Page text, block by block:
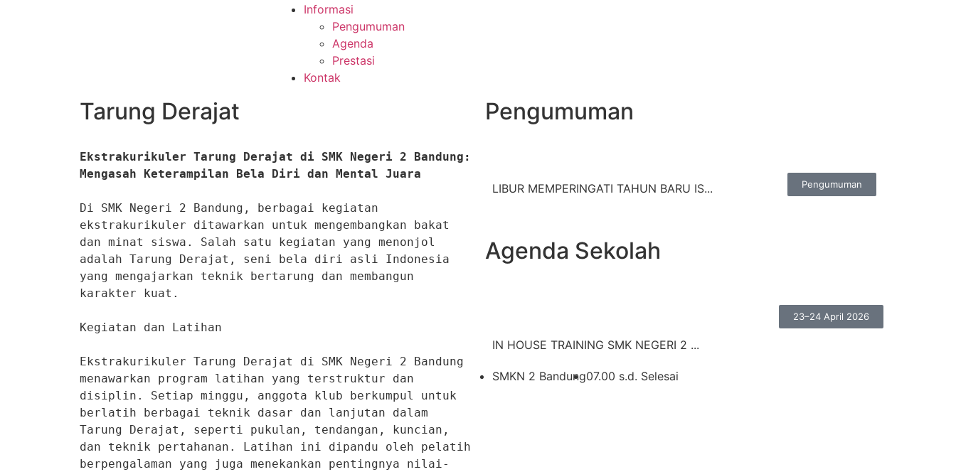
Informasi
Pengumuman
Agenda
Prestasi
Kontak
Tarung Derajat
Ekstrakurikuler Tarung Derajat di SMK Negeri 2 Bandung:
Mengasah Keterampilan Bela Diri dan Mental Juara
Di SMK Negeri 2 Bandung, berbagai kegiatan
ekstrakurikuler ditawarkan untuk mengembangkan bakat
dan minat siswa. Salah satu kegiatan yang menonjol
adalah Tarung Derajat, seni bela diri asli Indonesia
yang mengajarkan teknik bertarung dan membangun
karakter kuat.
Kegiatan dan Latihan
Ekstrakurikuler Tarung Derajat di SMK Negeri 2 Bandung
menawarkan program latihan yang terstruktur dan
disiplin. Setiap minggu, anggota klub berkumpul untuk
berlatih berbagai teknik dasar dan lanjutan dalam
Tarung Derajat, seperti pukulan, tendangan, kuncian,
dan teknik pertahanan. Latihan ini dipandu oleh pelatih
berpengalaman yang juga menekankan pentingnya nilai-
Pengumuman
Pengumuman
LIBUR MEMPERINGATI TAHUN BARU IS...
Agenda Sekolah
23–24 April 2026
IN HOUSE TRAINING SMK NEGERI 2 ...
SMKN 2 Bandung07.00 s.d. Selesai